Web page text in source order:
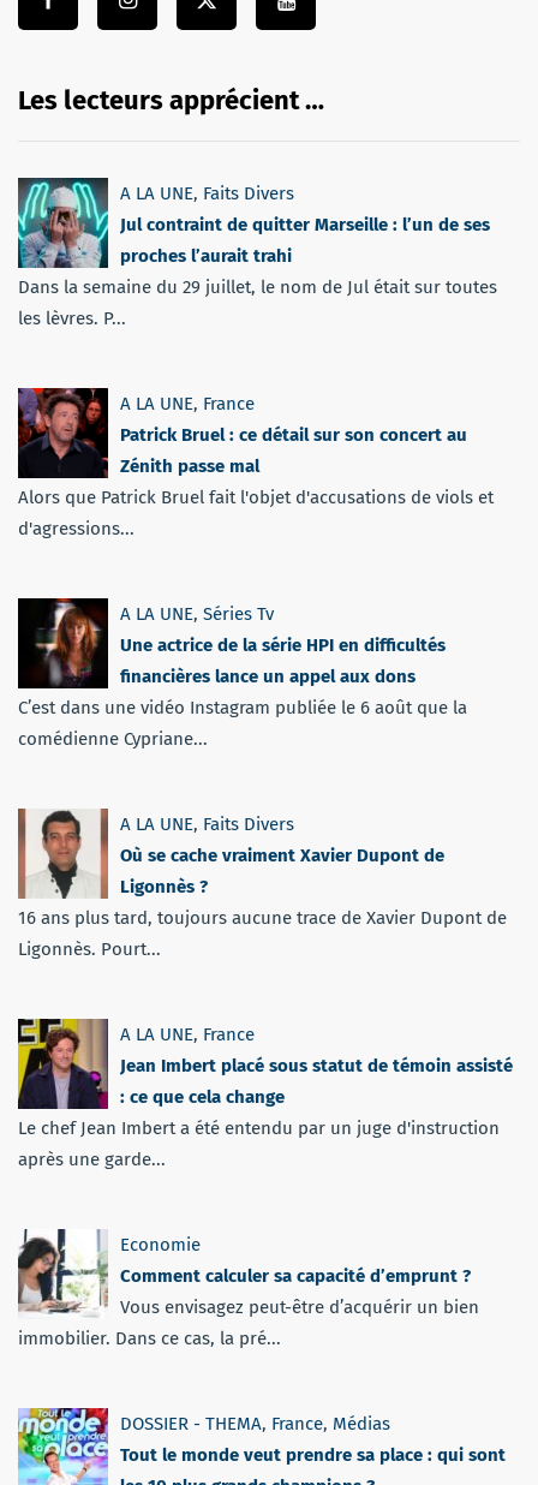
Les lecteurs apprécient …
A LA UNE, Faits Divers
Jul contraint de quitter Marseille : l’un de ses
proches l’aurait trahi
Dans la semaine du 29 juillet, le nom de Jul était sur toutes
les lèvres. P...
A LA UNE, France
Patrick Bruel : ce détail sur son concert au
Zénith passe mal
Alors que Patrick Bruel fait l'objet d'accusations de viols et
d'agressions...
A LA UNE, Séries Tv
Une actrice de la série HPI en difficultés
financières lance un appel aux dons
C’est dans une vidéo Instagram publiée le 6 août que la
comédienne Cypriane...
A LA UNE, Faits Divers
Où se cache vraiment Xavier Dupont de
Ligonnès ?
16 ans plus tard, toujours aucune trace de Xavier Dupont de
Ligonnès. Pourt...
A LA UNE, France
Jean Imbert placé sous statut de témoin assisté
: ce que cela change
Le chef Jean Imbert a été entendu par un juge d'instruction
après une garde...
Economie
Comment calculer sa capacité d’emprunt ?
Vous envisagez peut-être d’acquérir un bien
immobilier. Dans ce cas, la pré...
DOSSIER - THEMA, France, Médias
Tout le monde veut prendre sa place : qui sont